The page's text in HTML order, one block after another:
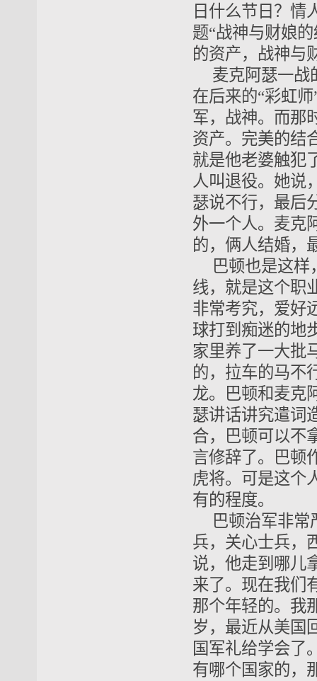
日什么节日？情
题“战神与财娘
的资产，战神与
麦克阿瑟一战
在后来的“彩虹师
军，战神。而那
资产。完美的结
就是他老婆触犯
人叫退役。她说
瑟说不行，最后
外一个人。麦克
的，俩人结婚，
巴顿也是这
线，就是这个职
非常考究，爱好
球打到痴迷的地
家里养了一大批
的，拉车的马不
龙。巴顿和麦克
瑟讲话讲究遣词
合，巴顿可以不
言修辞了。巴顿
虎将。可是这个
有的程度。
巴顿治军非
兵，关心士兵，
说，他走到哪儿
来了。现在我们
那个年轻的。我
岁，最近从美国
国军礼给学会了
有哪个国家的，